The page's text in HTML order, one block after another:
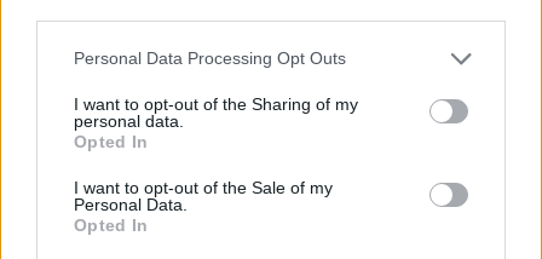
negar su consentimiento. Tenga en cuenta que algún
de su consentimiento, pero usted tiene el derecho de
rechazar tal procesamiento. Sus preferencias se aplicarán
cualquier momento entrando de nuevo en este sitio web o
visitando nuestra política de privacidad.
Personal Data Processing Opt Outs
I want to opt-out of the Sharing of my
personal data.
Opted In
I want to opt-out of the Sale of my
Personal Data.
Opted In